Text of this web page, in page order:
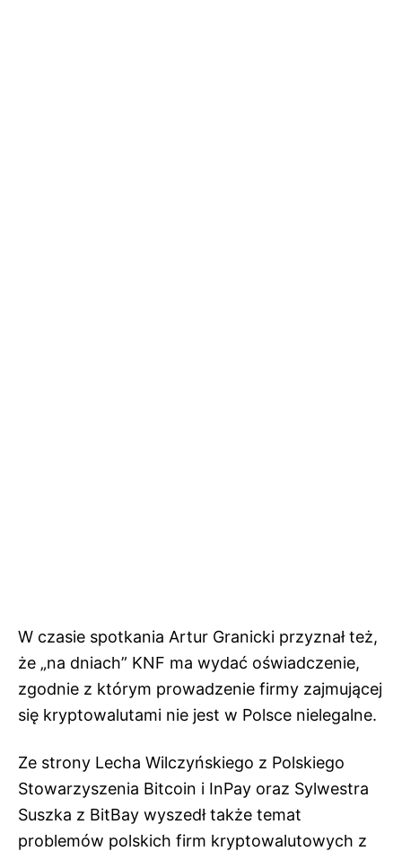
W czasie spotkania Artur Granicki przyznał też,
że „na dniach” KNF ma wydać oświadczenie,
zgodnie z którym prowadzenie firmy zajmującej
się kryptowalutami nie jest w Polsce nielegalne.
Ze strony Lecha Wilczyńskiego z Polskiego
Stowarzyszenia Bitcoin i InPay oraz Sylwestra
Suszka z BitBay wyszedł także temat
problemów polskich firm kryptowalutowych z